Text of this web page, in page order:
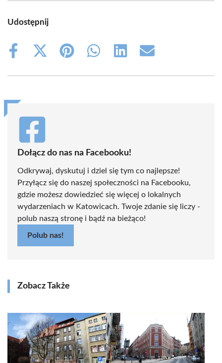
Udostępnij
Share
Share
(Twitter)
Share
Share
Share
Share
Dołącz do nas na Facebooku!
Odkrywaj, dyskutuj i dziel się tym co najlepsze!
Przyłącz się do naszej społeczności na Facebooku,
gdzie możesz dowiedzieć się więcej o lokalnych
wydarzeniach w Katowicach. Twoje zdanie się liczy -
polub naszą stronę i bądź na bieżąco!
Polub nas!
Zobacz Także